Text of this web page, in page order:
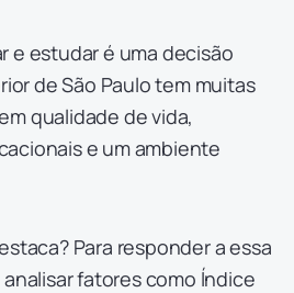
e estudar é uma decisão
de São Paulo tem muitas
qualidade de vida,
e um ambiente
Para responder a essa
fatores como Índice